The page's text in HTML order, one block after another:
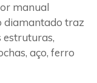
manual
diamantado traz
estruturas,
aço, ferro